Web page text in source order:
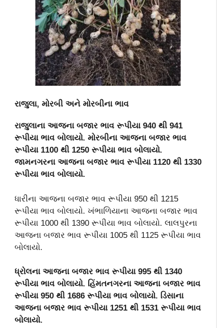
રાજુલા, મોરબી અને મોરબીના ભાવ
રાજુલાના આજના બજાર ભાવ રૂપીયા 940 થી 941
રૂપીયા ભાવ બોલાયો. મોરબીના આજના બજાર ભાવ
રૂપીયા 1100 થી 1250 રૂપીયા ભાવ બોલાયો.
જામનગરના આજના બજાર ભાવ રૂપીયા 1120 થી 1330
રૂપીયા ભાવ બોલાયો.
ધારીના આજના બજાર ભાવ રૂપીયા 950 થી 1215
રૂપીયા ભાવ બોલાયો. ખંભાળિયાના આજના બજાર ભાવ
રૂપીયા 1000 થી 1390 રૂપીયા ભાવ બોલાયો. લાલપુરના
આજના બજાર ભાવ રૂપીયા 1005 થી 1125 રૂપીયા ભાવ
બોલાયો.
ધ્રોલના આજના બજાર ભાવ રૂપીયા 995 થી 1340
રૂપીયા ભાવ બોલાયો. હિંમતનગરના આજના બજાર ભાવ
રૂપીયા 950 થી 1686 રૂપીયા ભાવ બોલાયો. ડિસાના
આજના બજાર ભાવ રૂપીયા 1251 થી 1531 રૂપીયા ભાવ
બોલાયો.